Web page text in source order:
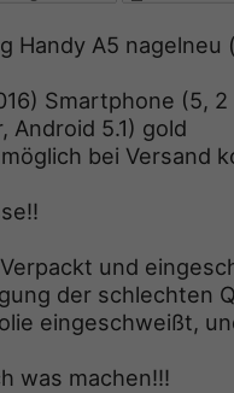
Handy A5
Smartphone (5,
Android 5.1) gold
bei Versand
und
der schlechten
eingeschweißt,
was machen!!!